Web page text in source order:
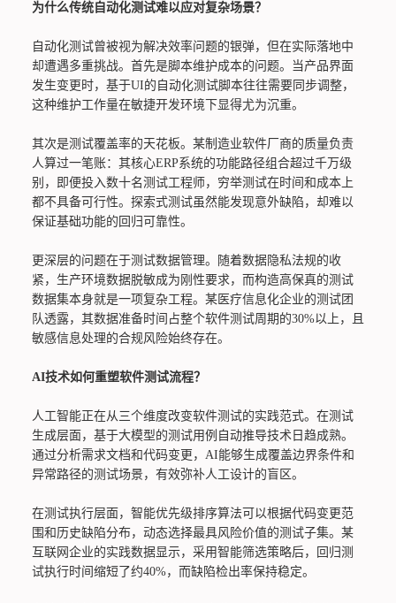
为什么传统自动化测试难以应对复杂场景？
自动化测试曾被视为解决效率问题的银弹，但在实际落地中
却遭遇多重挑战。首先是脚本维护成本的问题。当产品界面
发生变更时，基于UI的自动化测试脚本往往需要同步调整，
这种维护工作量在敏捷开发环境下显得尤为沉重。
其次是测试覆盖率的天花板。某制造业软件厂商的质量负责
人算过一笔账：其核心ERP系统的功能路径组合超过千万级
别，即便投入数十名测试工程师，穷举测试在时间和成本上
都不具备可行性。探索式测试虽然能发现意外缺陷，却难以
保证基础功能的回归可靠性。
更深层的问题在于测试数据管理。随着数据隐私法规的收
紧，生产环境数据脱敏成为刚性要求，而构造高保真的测试
数据集本身就是一项复杂工程。某医疗信息化企业的测试团
队透露，其数据准备时间占整个软件测试周期的30%以上，且
敏感信息处理的合规风险始终存在。
AI技术如何重塑软件测试流程？
人工智能正在从三个维度改变软件测试的实践范式。在测试
生成层面，基于大模型的测试用例自动推导技术日趋成熟。
通过分析需求文档和代码变更，AI能够生成覆盖边界条件和
异常路径的测试场景，有效弥补人工设计的盲区。
在测试执行层面，智能优先级排序算法可以根据代码变更范
围和历史缺陷分布，动态选择最具风险价值的测试子集。某
互联网企业的实践数据显示，采用智能筛选策略后，回归测
试执行时间缩短了约40%，而缺陷检出率保持稳定。